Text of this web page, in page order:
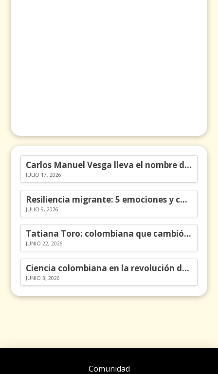
Carlos Manuel Vesga lleva el nombre de Colombia a los Emmy
JULIO 17, 2026
Resiliencia migrante: 5 emociones y cómo gestionarlas
JULIO 9, 2026
Tatiana Toro: colombiana que cambió la historia de las matemáticas
JUNIO 22, 2026
Ciencia colombiana en la revolución de los órganos en chips
JUNIO 3, 2026
Comunidad